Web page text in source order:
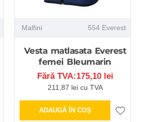
Malfini 554 Everest
Vesta matlasata Everest
femei Bleumarin
Fără TVA:175,10 lei
211,87 lei cu TVA
ADAUGĂ ÎN COŞ